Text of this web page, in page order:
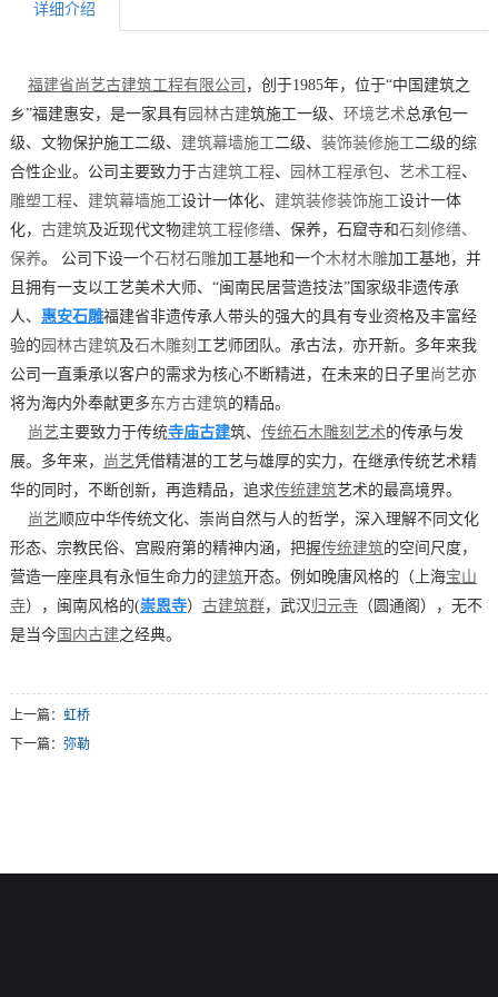
详细介绍
福建省尚艺古建筑工程有限公司 ，创于1985年，位于“中国建筑之
乡”福建惠安，是一家具有园林古建筑施工一级、 环境艺术总承包一
级、文物保护施工二级、 建筑幕墙施工二级、 装饰装修施工二级的综
合性企业。公司主要致力于古建筑工程、 园林工程承包、 艺术工程、
雕塑工程、 建筑幕墙施工设计一体化、 建筑装修装饰施工设计一体
化， 古建筑及近现代文物建筑工程修缮、保养，石窟寺和石刻修缮、
保养。 公司下设一个石材石雕加工基地和一个木材木雕加工基地，并
且拥有一支以工艺美术大师、“闽南民居营造技法”国家级非遗传承
人、 惠安石雕福建省非遗传承人带头的强大的具有专业资格及丰富经
验的 园林古建筑及石木雕刻 工艺师团队。承古法，亦开新。多年来我
公司一直秉承以客户的需求为核心不断精进，在未来的日子里尚艺亦
将为海内外奉献更多东方古建筑的精品。
尚艺主要致力于传统寺庙古建筑、 传统石木雕刻艺术的传承与发
展。多年来， 尚艺凭借精湛的工艺与雄厚的实力，在继承传统艺术精
华的同时，不断创新，再造精品，追求传统建筑艺术的最高境界。
尚艺顺应中华传统文化、崇尚自然与人的哲学，深入理解不同文化
形态、宗教民俗、宫殿府第的精神内涵，把握传统建筑的空间尺度，
营造一座座具有永恒生命力的建筑开态。例如晚唐风格的（上海宝山
寺），闽南风格的(崇恩寺） 古建筑群，武汉归元寺（圆通阁），无不
是当今国内古建之经典。
上一篇： 虹桥
下一篇： 弥勒